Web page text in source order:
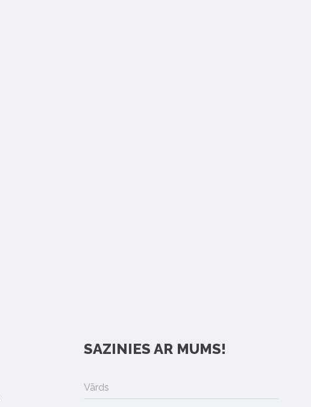
SAZINIES AR MUMS!
Vārds